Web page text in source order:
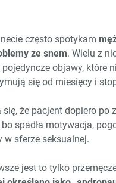
często spotykam
ze snem. Wielu z
objawy, które
się od miesięcy i
się, że pacjent dopiero po
spadła motywacja,
w sferze seksualnej.
jest to tylko